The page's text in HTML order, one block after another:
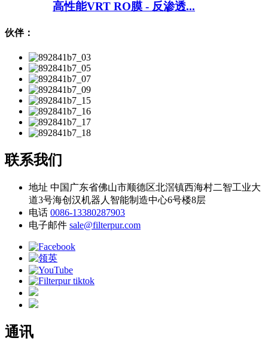
高性能VRT RO膜 - 反渗透...
伙伴：
联系我们
地址 中国广东省佛山市顺德区北滘镇西海村二智工业大
道3号海创汉机器人智能制造中心6号楼8层
电话 0086-13380287903
电子邮件 sale@filterpur.com
通讯